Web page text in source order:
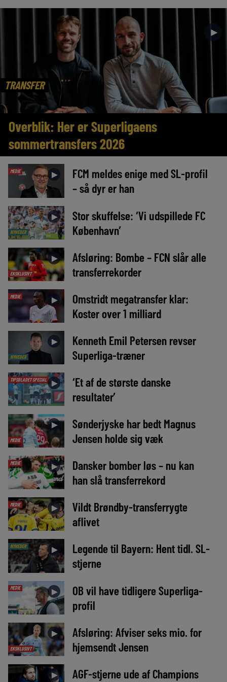
TRANSFER
►
Overblik: Her er Superligaens
sommertransfers 2026
MEDIE ►
FCM meldes enige med SL-profil
– så dyr er han
NYHEDER
►
Stor skuffelse: ‘Vi udspillede FC
København’
EKSKLUSIVT
►
Afsløring: Bombe – FCN slår alle
transferrekorder
MEDIE ►
Omstridt megatransfer klar:
Koster over 1 milliard
NYHEDER
►
Kenneth Emil Petersen revser
Superliga-træner
TIPSBLADET SPECIAL ►
‘Et af de største danske
resultater’
MEDIE
►
Sønderjyske har bedt Magnus
Jensen holde sig væk
MEDIE ►
Dansker bomber løs – nu kan
han slå transferrekord
MEDIE ►
Vildt Brøndby-transferrygte
aflivet
NYHEDER ►
Legende til Bayern: Hent tidl. SL-
stjerne
MEDIE ►
OB vil have tidligere Superliga-
profil
EKSKLUSIVT
►
Afsløring: Afviser seks mio. for
hjemsendt Jensen
►
AGF-stjerne ude af Champions